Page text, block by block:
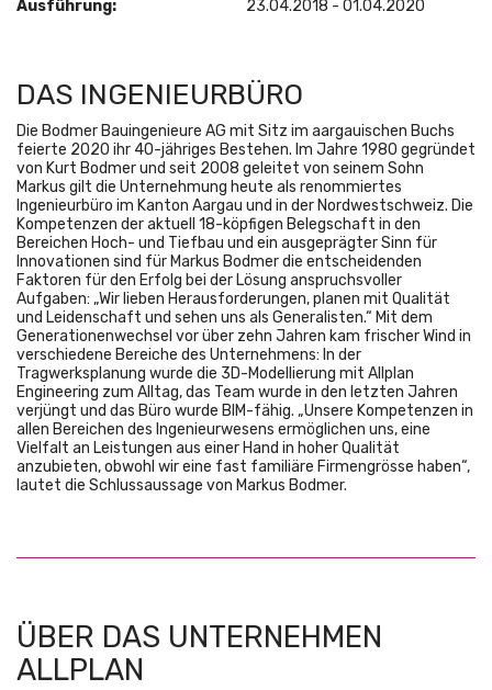
Ausführung:
23.04.2018 - 01.04.2020
DAS INGENIEURBÜRO
Die Bodmer Bauingenieure AG mit Sitz im aargauischen Buchs
feierte 2020 ihr 40-jähriges Bestehen. Im Jahre 1980 gegründet
von Kurt Bodmer und seit 2008 geleitet von seinem Sohn
Markus gilt die Unternehmung heute als renommiertes
Ingenieurbüro im Kanton Aargau und in der Nordwestschweiz. Die
Kompetenzen der aktuell 18-köpfigen Belegschaft in den
Bereichen Hoch- und Tiefbau und ein ausgeprägter Sinn für
Innovationen sind für Markus Bodmer die entscheidenden
Faktoren für den Erfolg bei der Lösung anspruchsvoller
Aufgaben: „Wir lieben Herausforderungen, planen mit Qualität
und Leidenschaft und sehen uns als Generalisten.“ Mit dem
Generationenwechsel vor über zehn Jahren kam frischer Wind in
verschiedene Bereiche des Unternehmens: In der
Tragwerksplanung wurde die 3D-Modellierung mit Allplan
Engineering zum Alltag, das Team wurde in den letzten Jahren
verjüngt und das Büro wurde BIM-fähig. „Unsere Kompetenzen in
allen Bereichen des Ingenieurwesens ermöglichen uns, eine
Vielfalt an Leistungen aus einer Hand in hoher Qualität
anzubieten, obwohl wir eine fast familiäre Firmengrösse haben“,
lautet die Schlussaussage von Markus Bodmer.
ÜBER DAS UNTERNEHMEN
ALLPLAN